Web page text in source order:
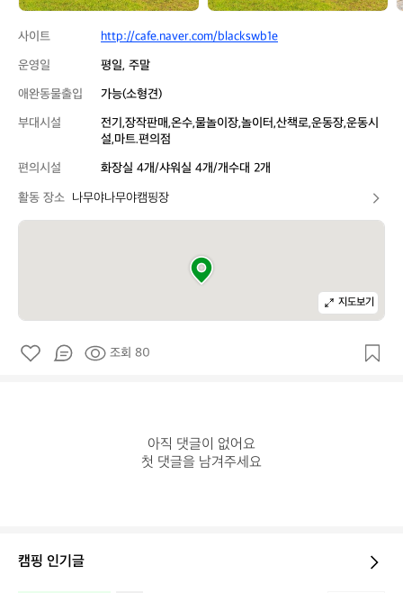
사이트
http://cafe.naver.com/blackswb1e
운영일
평일, 주말
애완동물출입
가능(소형견)
부대시설
전기,장작판매,온수,물놀이장,놀이터,산책로,운동장,운동시
설,마트.편의점
편의시설
화장실 4개/샤워실 4개/개수대 2개
활동 장소 나무야나무야캠핑장
지도보기
조회 80
아직 댓글이 없어요
첫 댓글을 남겨주세요
캠핑 인기글